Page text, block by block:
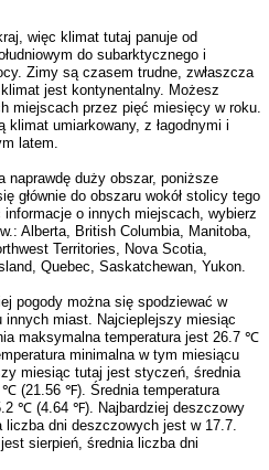
więc klimat tutaj panuje od
do subarktycznego i
Zimy są czasem trudne, zwłaszcza
jest kontynentalny. Możesz
miejscach przez pięć miesięcy w roku.
klimat umiarkowany, z łagodnymi i
latem.
naprawdę duży obszar, poniższe
głównie do obszaru wokół stolicy tego
o innych miejscach, wybierz
Alberta British Columbia Manitoba
Territories Nova Scotia
,Quebec ,Saskatchewan ,Yukon
pogody można się spodziewać w
innych miast. Najcieplejszy miesiąc
maksymalna temperatura jest 26.7 ℃
minimalna w tym miesiącu
miesiąc tutaj jest styczeń, średnia
(21.56 ℉). Średnia temperatura
℃ (4.64 ℉). Najbardziej deszczowy
dni deszczowych jest w 17.7.
sierpień, średnia liczba dni